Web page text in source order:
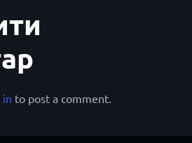
in to post a comment.